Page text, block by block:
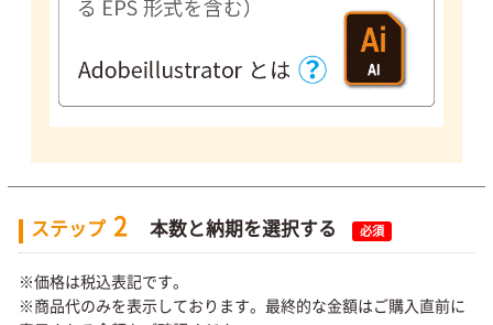
ステップ 2 本数と納期を選択する 必須
※価格は税込表記です。
※商品代のみを表示しております。最終的な金額はご購入直前に